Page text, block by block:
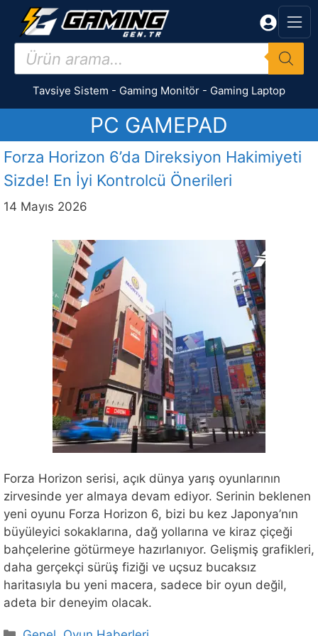
İçeriğe
Products
search
Tavsiye Sistem - Gaming Monitör - Gaming Laptop
PC GAMEPAD
Forza Horizon 6’da Direksiyon Hakimiyeti
Sizde! En İyi Kontrolcü Önerileri
14 Mayıs 2026
Forza Horizon serisi, açık dünya yarış oyunlarının
zirvesinde yer almaya devam ediyor. Serinin beklenen
yeni oyunu Forza Horizon 6, bizi bu kez Japonya’nın
büyüleyici sokaklarına, dağ yollarına ve kiraz çiçeği
bahçelerine götürmeye hazırlanıyor. Gelişmiş grafikleri,
daha gerçekçi sürüş fiziği ve uçsuz bucaksız
haritasıyla bu yeni macera, sadece bir oyun değil,
adeta bir deneyim olacak.
Kategoriler